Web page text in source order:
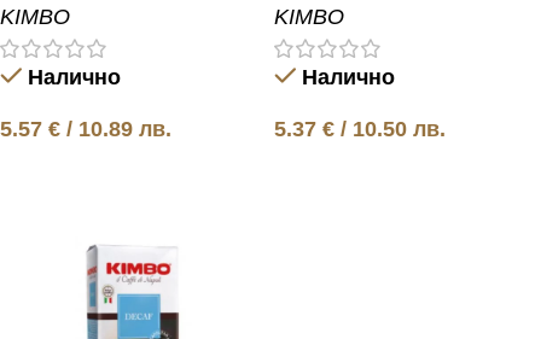
KIMBO
Налично
5.57 € / 10.89 лв.
KIMBO
Налично
5.37 € / 10.50 лв.